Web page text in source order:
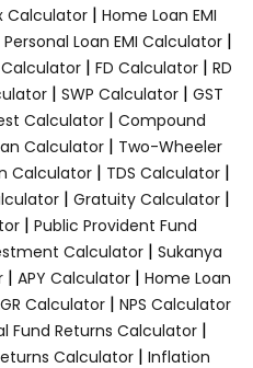
Calculator | Home Loan EMI
Personal Loan EMI Calculator |
Calculator | FD Calculator | RD
| SWP Calculator | GST
Calculator| Compound
Calculator| Two-Wheeler
Calculator| TDS Calculator|
| Gratuity Calculator|
| Public Provident Fund
Calculator| Sukanya
| APY Calculator| Home Loan
Calculator | NPS Calculator
Fund Returns Calculator |
Calculator| Inflation